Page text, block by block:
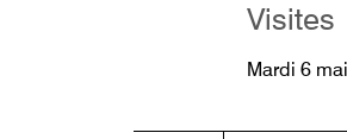
Visites
Mardi 6